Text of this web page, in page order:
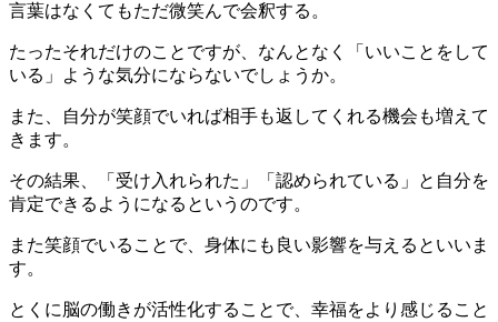
言葉はなくてもただ微笑んで会釈する。
たったそれだけのことですが、なんとなく「いいことをして
いる」ような気分にならないでしょうか。
また、自分が笑顔でいれば相手も返してくれる機会も増えて
きます。
その結果、「受け入れられた」「認められている」と自分を
肯定できるようになるというのです。
また笑顔でいることで、身体にも良い影響を与えるといいま
す。
とくに脳の働きが活性化することで、幸福をより感じること